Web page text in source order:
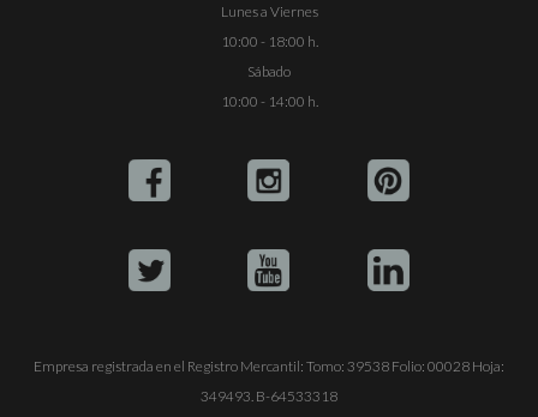
Lunes a Viernes
10:00 - 18:00 h.
Sábado
10:00 - 14:00 h.
Empresa registrada en el Registro Mercantil: Tomo: 39538 Folio: 00028 Hoja:
349493. B-64533318